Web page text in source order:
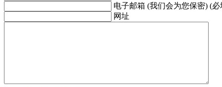
电子邮箱 (我们会为您保密) (必
网址